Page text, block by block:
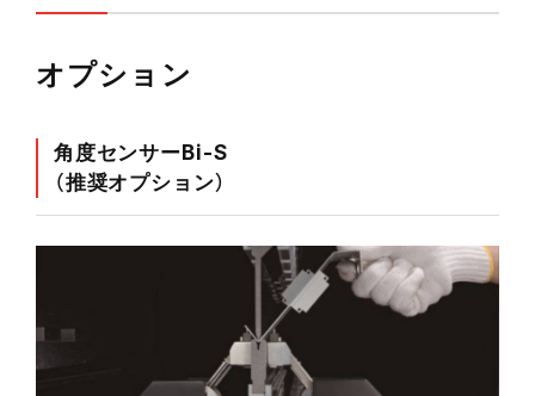
オプション
角度センサーBi-S
（推奨オプション）